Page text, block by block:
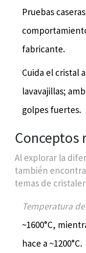
Pruebas
fabricante.
Cuida el cristal
lavavajillas;
golpes fuertes.
Conceptos
Al explorar la
también
temas de
Temperatura
~1600°C,
hace a ~1200°C.